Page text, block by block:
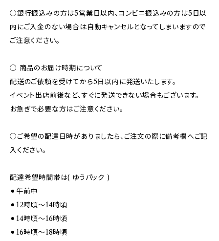
○銀行振込みの方は5営業日以内、コンビニ振込みの方は5日以
内にご入金のない場合は自動キャンセルとなってしまいますので
ご注意ください。
○ 商品のお届け時期について
配送のご依頼を受けてから5日以内に発送いたします。
イベント出店前後など、すぐに発送できない場合もございます。
お急ぎで必要な方はご注意ください。
○ご希望の配達日時がありましたら、ご注文の際に備考欄へご記
入ください。
配達希望時間帯は( ゆうパック )
⚫︎午前中
⚫︎12時頃～14時頃
⚫︎14時頃～16時頃
⚫︎16時頃～18時頃